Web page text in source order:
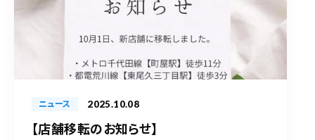
ニュース 2025.10.08
【店舗移転のお知らせ】